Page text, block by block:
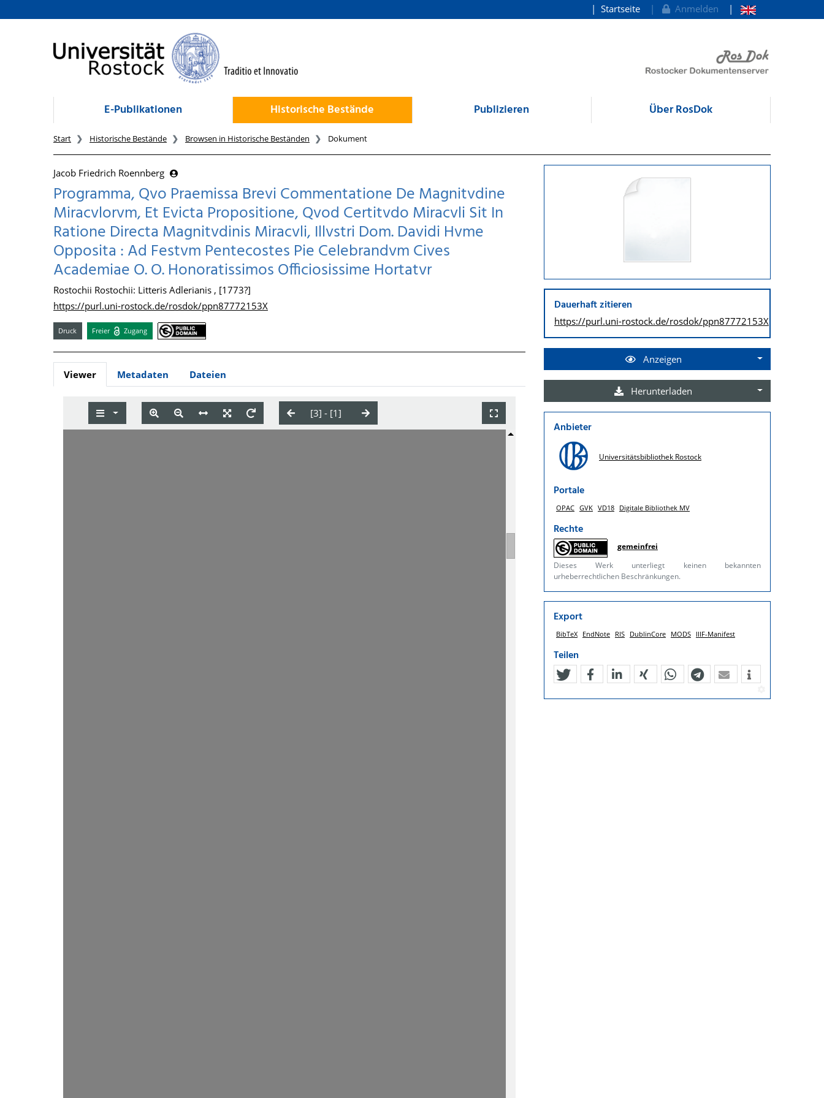
zum Inhalt
Startseite Anmelden
E-Publikationen Historische Bestände Publizieren Über RosDok
Start Historische Bestände Browsen in Historische Beständen Dokument
Jacob Friedrich Roennberg
Programma, Qvo Praemissa Brevi Commentatione De Magnitvdine
Miracvlorvm, Et Evicta Propositione, Qvod Certitvdo Miracvli Sit In
Ratione Directa Magnitvdinis Miracvli, Illvstri Dom. Davidi Hvme
Opposita : Ad Festvm Pentecostes Pie Celebrandvm Cives
Academiae O. O. Honoratissimos Officiosissime Hortatvr
Rostochii Rostochii: Litteris Adlerianis , [1773?]
https://purl.uni-rostock.de/rosdok/ppn87772153X
Druck Freier Zugang
Viewer Metadaten Dateien
Dauerhaft zitieren
https://purl.uni-rostock.de/rosdok/ppn87772153X
Anzeigen
Herunterladen
Anbieter
Universitätsbibliothek Rostock
Portale
OPAC GVK VD18 Digitale Bibliothek MV
Rechte
gemeinfrei
Dieses Werk unterliegt keinen bekannten
urheberrechtlichen Beschränkungen.
Export
BibTeX EndNote RIS DublinCore MODS IIIF-Manifest
Teilen